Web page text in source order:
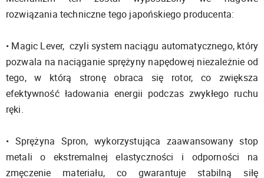
rozwiązania techniczne tego japońskiego producenta:
• Magic Lever, czyli system naciągu automatycznego, który
pozwala na naciąganie sprężyny napędowej niezależnie od
tego, w którą stronę obraca się rotor, co zwiększa
efektywność ładowania energii podczas zwykłego ruchu
ręki.
• Sprężyna Spron, wykorzystująca zaawansowany stop
metali o ekstremalnej elastyczności i odporności na
zmęczenie materiału, co gwarantuje stabilną siłę